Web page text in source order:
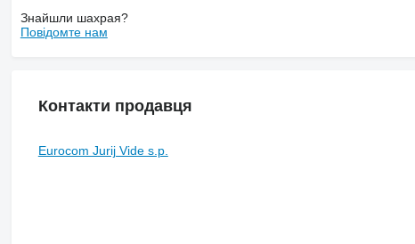
Знайшли шахрая?
Повідомте нам
Контакти продавця
Eurocom Jurij Vide s.p.